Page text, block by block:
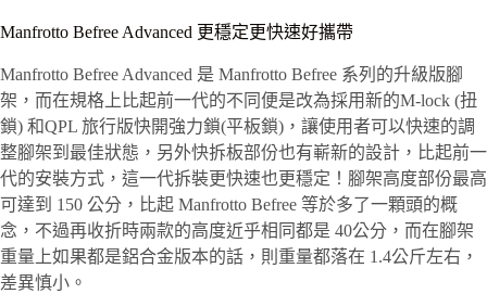
Manfrotto Befree Advanced 更穩定更快速好攜帶
Manfrotto Befree Advanced 是 Manfrotto Befree 系列的升級版腳
架，而在規格上比起前一代的不同便是改為採用新的M-lock (扭
鎖) 和QPL 旅行版快開強力鎖(平板鎖)，讓使用者可以快速的調
整腳架到最佳狀態，另外快拆板部份也有嶄新的設計，比起前一
代的安裝方式，這一代拆裝更快速也更穩定！腳架高度部份最高
可達到 150 公分，比起 Manfrotto Befree 等於多了一顆頭的概
念，不過再收折時兩款的高度近乎相同都是 40公分，而在腳架
重量上如果都是鋁合金版本的話，則重量都落在 1.4公斤左右，
差異慎小。